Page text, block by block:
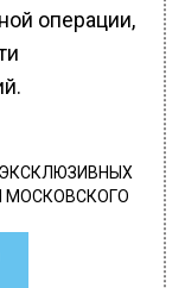
операции,
МОСКОВСКОГО